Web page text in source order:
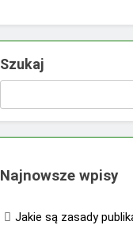
Szukaj
Najnowsze wpisy
Jakie są zasady